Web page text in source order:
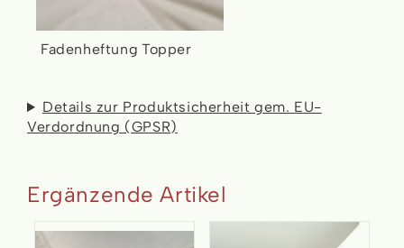
Fadenheftung Topper
Details zur Produktsicherheit gem. EU-
Verdordnung (GPSR)
Ergänzende Artikel